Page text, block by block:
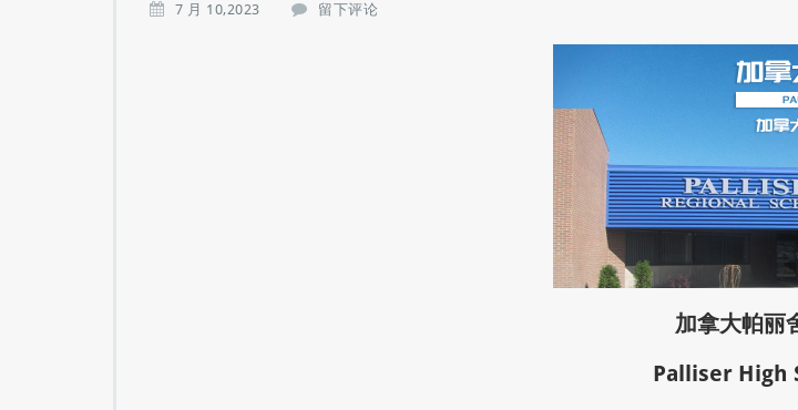
7 月 10,2023 留下评论
加拿大帕丽
Palliser High